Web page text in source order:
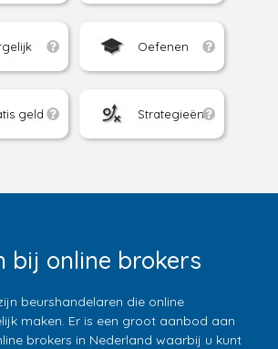
Oefenen
geld Strategieën
bij online brokers
beurshandelaren die online
maken. Er is een groot aanbod aan
brokers in Nederland waarbij u kunt